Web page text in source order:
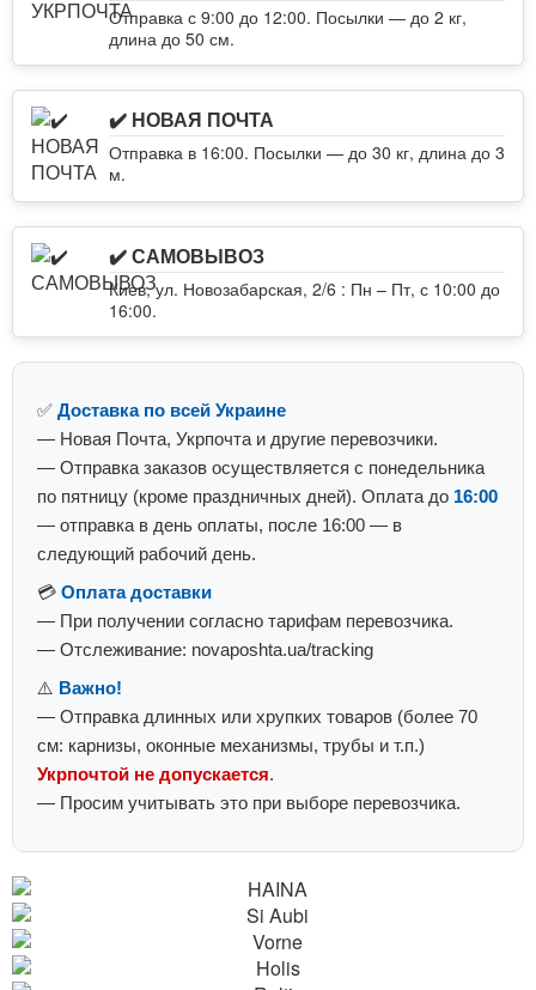
Отправка с 9:00 до 12:00. Посылки — до 2 кг,
длина до 50 см.
✔️ НОВАЯ ПОЧТА
Отправка в 16:00. Посылки — до 30 кг, длина до 3
м.
✔️ САМОВЫВОЗ
Киев, ул. Новозабарская, 2/6 : Пн – Пт, с 10:00 до
16:00.
✅ Доставка по всей Украине
— Новая Почта, Укрпочта и другие перевозчики.
— Отправка заказов осуществляется с понедельника
по пятницу (кроме праздничных дней). Оплата до 16:00
— отправка в день оплаты, после 16:00 — в
следующий рабочий день.
💳 Оплата доставки
— При получении согласно тарифам перевозчика.
— Отслеживание: novaposhta.ua/tracking
⚠️ Важно!
— Отправка длинных или хрупких товаров (более 70
см: карнизы, оконные механизмы, трубы и т.п.)
Укрпочтой не допускается.
— Просим учитывать это при выборе перевозчика.